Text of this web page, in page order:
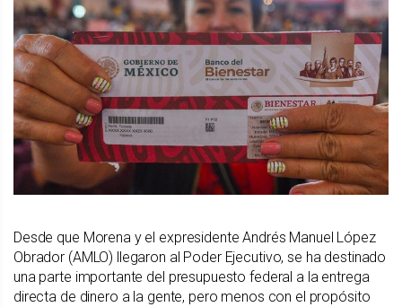
Desde que Morena y el expresidente Andrés Manuel López
Obrador (AMLO) llegaron al Poder Ejecutivo, se ha destinado
una parte importante del presupuesto federal a la entrega
directa de dinero a la gente, pero menos con el propósito